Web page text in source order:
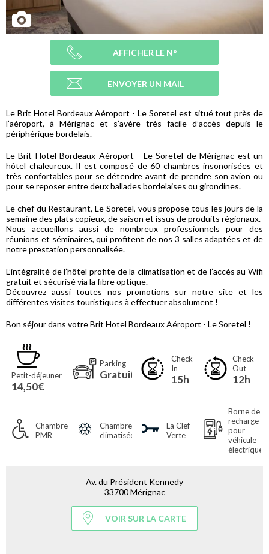
AFFICHER LE N°
ENVOYER UN MAIL
Le Brit Hotel Bordeaux Aéroport - Le Soretel est situé tout près de
l’aéroport, à Mérignac et s’avère très facile d’accès depuis le
périphérique bordelais.
Le Brit Hotel Bordeaux Aéroport - Le Soretel de Mérignac est un
hôtel chaleureux. Il est composé de 60 chambres insonorisées et
très confortables pour se détendre avant de prendre son avion ou
pour se reposer entre deux ballades bordelaises ou girondines.
Le chef du Restaurant, Le Soretel, vous propose tous les jours de la
semaine des plats copieux, de saison et issus de produits régionaux.
Nous accueillons aussi de nombreux professionnels pour des
réunions et séminaires, qui profitent de nos 3 salles adaptées et de
notre prestation personnalisée.
L’intégralité de l’hôtel profite de la climatisation et de l’accès au Wifi
gratuit et sécurisé via la fibre optique.
Découvrez aussi toutes nos promotions sur notre site et les
différentes visites touristiques à effectuer absolument !
Bon séjour dans votre Brit Hotel Bordeaux Aéroport - Le Soretel !
Petit-déjeuner
14,50€
Parking
Gratuit
Check-
In
15h
Check-
Out
12h
Chambres
PMR
Chambres
climatisées
La Clef
Verte
Borne de
recharge
pour
véhicule
électrique
Av. du Président Kennedy
33700 Mérignac
VOIR SUR LA CARTE